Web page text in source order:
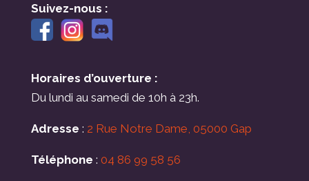
Suivez-nous :
Horaires d’ouverture :
Du lundi au samedi de 10h à 23h.
Adresse : 2 Rue Notre Dame, 05000 Gap
Téléphone : 04 86 99 58 56